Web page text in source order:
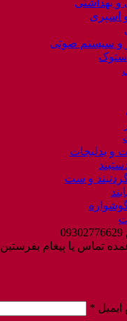
و بهداشتی
اسپری
و سیستم صوتی
و بدلیجات
و ست
تماس یا پیغام بفرستین
*